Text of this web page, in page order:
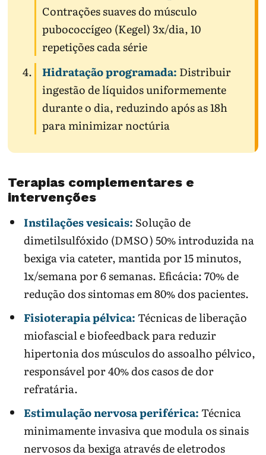
Contrações suaves do músculo
pubococcígeo (Kegel) 3x/dia, 10
repetições cada série
Hidratação programada: Distribuir
ingestão de líquidos uniformemente
durante o dia, reduzindo após as 18h
para minimizar noctúria
Terapias complementares e
intervenções
Instilações vesicais: Solução de
dimetilsulfóxido (DMSO) 50% introduzida na
bexiga via cateter, mantida por 15 minutos,
1x/semana por 6 semanas. Eficácia: 70% de
redução dos sintomas em 80% dos pacientes.
Fisioterapia pélvica:Técnicas de liberação
miofascial e biofeedback para reduzir
hipertonia dos músculos do assoalho pélvico,
responsável por 40% dos casos de dor
refratária.
Estimulação nervosa periférica:Técnica
minimamente invasiva que modula os sinais
nervosos da bexiga através de eletrodos